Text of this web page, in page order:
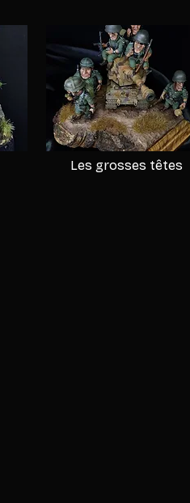
Les grosses têtes